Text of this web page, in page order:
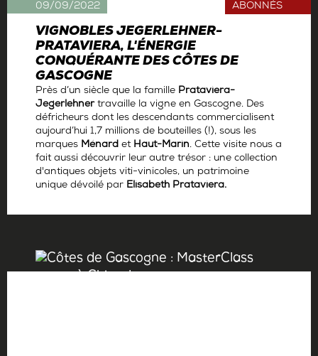
VIGNOBLES JEGERLEHNER-
PRATAVIERA, L'ÉNERGIE
CONQUÉRANTE DES CÔTES DE
GASCOGNE
ABONNÉS
Près d’un siècle que la famille Prataviera-
Jegerlehnertravaille la vigne en Gascogne. Des
défricheurs dont les descendants commercialisent
aujourd’hui 1,7 millions de bouteilles (!), sous les
marques Ménard et Haut-Marin. Cette visite nous a
fait aussi découvrir leur autre trésor : une collection
d'antiques objets viti-vinicoles, un patrimoine
unique dévoilé par Elisabeth Prataviera.
09/09/2022